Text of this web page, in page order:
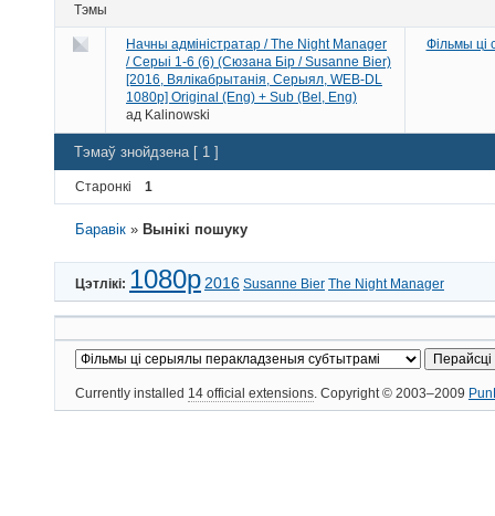
Тэмы
Начны адміністратар / The Night Manager
/ Серыі 1-6 (6) (Сюзана Бір / Susanne Bier)
[2016, Вялікабрытанія, Серыял, WEB-DL
1080p] Original (Eng) + Sub (Bel, Eng)
ад Kalinowski
Фільмы ці
Тэмаў знойдзена [ 1 ]
Старонкі 1
Баравік » Вынікі пошуку
Цэтлікі: 1080p 2016 Susanne Bier The Night Manager
Currently installed 14 official extensions. Copyright © 2003–2009